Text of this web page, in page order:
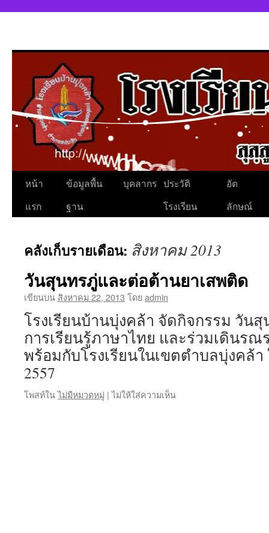
หน้า
แรก
ข้อมูลพื้น
ฐาน
บุคลากร ประวัติ
โรงเรียน
อัต
ลักษณ์
คลังเก็บรายเดือน: สิงหาคม 2013
วันสุนทรภู่และต่อต้านยาเสพติด
เขียนบน สิงหาคม 22, 2013 โดยadmin
โรงเรียนบ้านบุ่งคล้า จัดกิจกรรม วัน
การเรียนรู้ภาษาไทย และร่วมเดินร
พร้อมกับโรงเรียนในเขตตำบลบุ่งคล้
2557
โพสท์ในไม่มีหมวดหมู่ | ไม่ให้ใส่ความเห็น